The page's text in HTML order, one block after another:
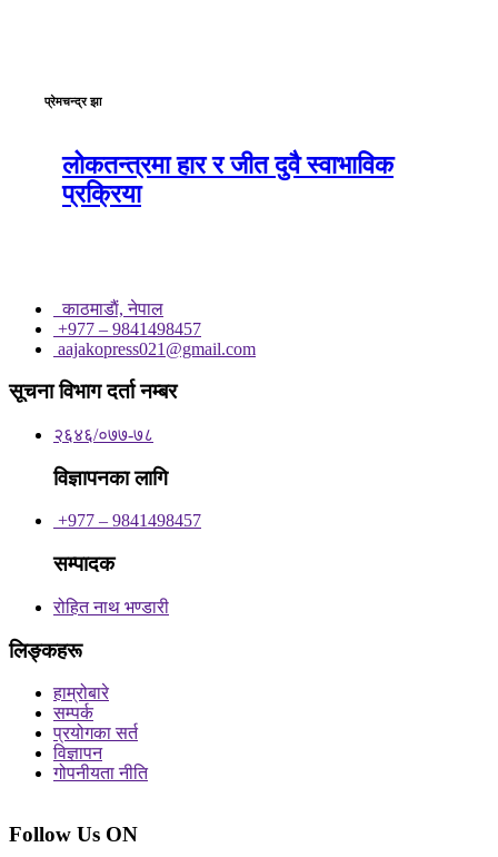
प्रेमचन्द्र झा
लोकतन्त्रमा हार र जीत दुवै स्वाभाविक
प्रक्रिया
काठमाडाैं, नेपाल
+977 – 9841498457
aajakopress021@gmail.com
सूचना विभाग दर्ता नम्बर
२६४६/०७७-७८
विज्ञापनका लागि
+977 – 9841498457
सम्पादक
रोहित नाथ भण्डारी
लिङ्कहरू
हाम्रोबारे
सम्पर्क
प्रयोगका सर्त
विज्ञापन
गोपनीयता नीति
Follow Us ON